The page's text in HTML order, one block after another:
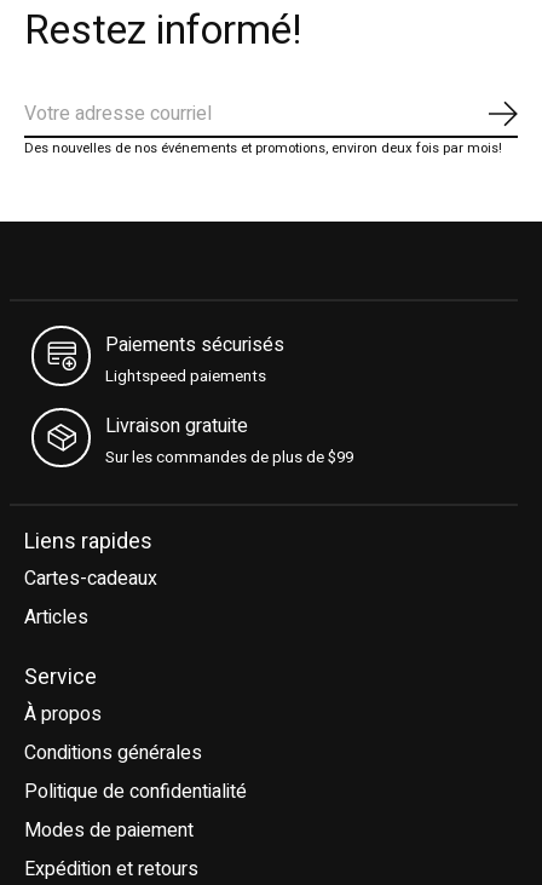
Restez informé!
Des nouvelles de nos événements et promotions, environ deux fois par mois!
Paiements sécurisés
Lightspeed paiements
Livraison gratuite
Sur les commandes de plus de $99
Liens rapides
Cartes-cadeaux
Articles
Service
À propos
Conditions générales
Politique de confidentialité
Modes de paiement
Expédition et retours